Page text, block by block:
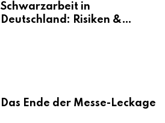
Schwarzarbeit in
Deutschland: Risiken &
Das Ende der Messe-Leckage